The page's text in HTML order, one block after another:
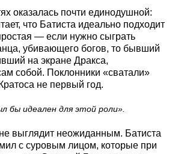
оказалась почти единодушной:
что Батиста идеально подходит
— если нужно сыграть
убивающего богов, то бывший
на экране Дракса,
собой. Поклонники «сватали»
не первый год.
бы идеален для этой роли».
выглядит неожиданным. Батиста
с суровым лицом, которые при